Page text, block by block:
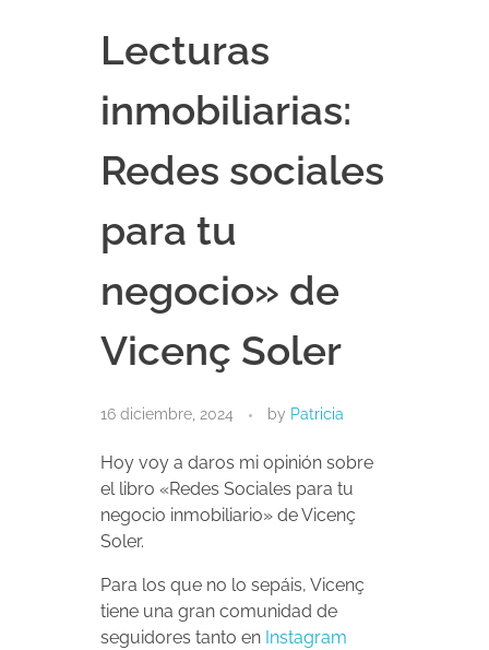
Lecturas
inmobiliarias:
Redes sociales
para tu
negocio» de
Vicenç Soler
16 diciembre, 2024 by Patricia
Hoy voy a daros mi opinión sobre
el libro «Redes Sociales para tu
negocio inmobiliario» de Vicenç
Soler.
Para los que no lo sepáis, Vicenç
tiene una gran comunidad de
seguidores tanto en Instagram